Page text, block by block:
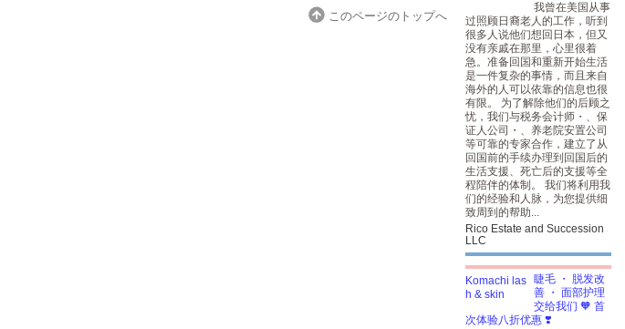
このページのトップへ
我曾在美国从事
过照顾日裔老人的工作，听到
很多人说他们想回日本，但又
没有亲戚在那里，心里很着
急。准备回国和重新开始生活
是一件复杂的事情，而且来自
海外的人可以依靠的信息也很
有限。 为了解除他们的后顾之
忧，我们与税务会计师・、保
证人公司・、养老院安置公司
等可靠的专家合作，建立了从
回国前的手续办理到回国后的
生活支援、死亡后的支援等全
程陪伴的体制。 我们将利用我
们的经验和人脉，为您提供细
致周到的帮助...
Rico Estate and Succession
LLC
睫毛 ・ 脱发改
善 ・ 面部护理
交给我们 🧡 首
次体验八折优惠 ❣️